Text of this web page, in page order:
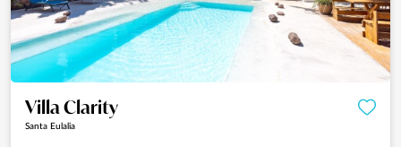
Villa Clarity
Santa Eulalia